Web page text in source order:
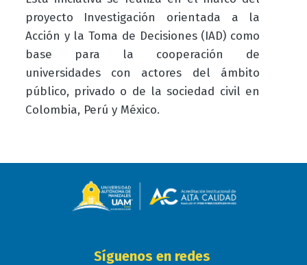
proyecto Investigación orientada a la
Acción y la Toma de Decisiones (IAD) como
base para la cooperación de
universidades con actores del ámbito
público, privado o de la sociedad civil en
Colombia, Perú y México.
Síguenos en redes